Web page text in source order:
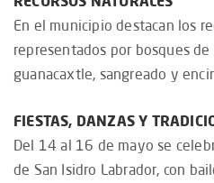
En el municipio destacan los
representados por bosques de
guanacaxtle, sangreado y
FIESTAS, DANZAS Y
Del 14 al 16 de mayo se
de San Isidro Labrador, con